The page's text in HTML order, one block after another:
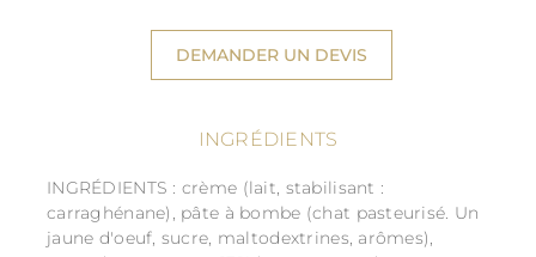
DEMANDER UN DEVIS
INGRÉDIENTS
INGRÉDIENTS : crème (lait, stabilisant :
carraghénane), pâte à bombe (chat pasteurisé. Un
jaune d'oeuf, sucre, maltodextrines, arômes),